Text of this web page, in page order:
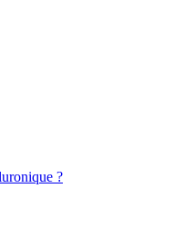
?